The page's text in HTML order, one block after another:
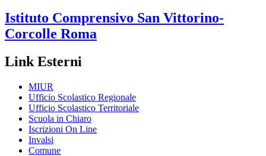
Istituto Comprensivo San Vittorino-
Corcolle Roma
Link Esterni
MIUR
Ufficio Scolastico Regionale
Ufficio Scolastico Territoriale
Scuola in Chiaro
Iscrizioni On Line
Invalsi
Comune